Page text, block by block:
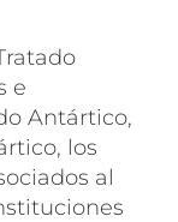
e
Antártico,
los
al